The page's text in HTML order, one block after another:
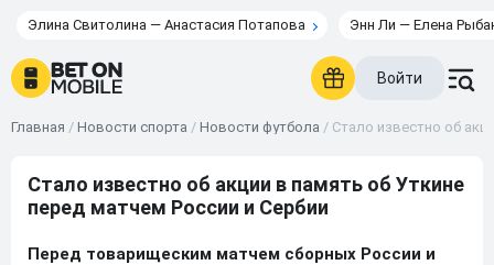
Элина Свитолина — Анастасия Потапова Энн Ли — Елена
Войти
Главная / Новости спорта / Новости футбола / Стало известно об
Стало известно об акции в память об Уткине
перед матчем России и Сербии
Перед товарищеским матчем сборных России и